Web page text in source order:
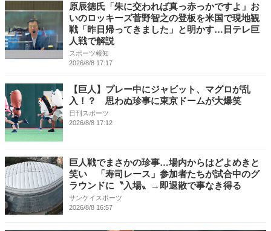
原辰徳氏「朱に交われば真っ赤っかですよ」お
いのロッキーズ菅野智之の登板を米国で現地観
戦「昨日帰ってきました」と明かす…日テレ巨
人戦で解説
スポーツ報知
2026/8/8 17:17
【巨人】プレー中にジャビット、マグロが乱
入！？ 思わぬ珍事に東京ドームが大爆笑
日刊スポーツ
2026/8/8 17:12
巨人戦でまさかの珍事…場内からはどよめきと
笑い 「寿司レース」参加者たちが試合中のグ
ラウンドに〝入場〟→即退散で事なき得る
サンケイスポーツ
2026/8/8 16:57